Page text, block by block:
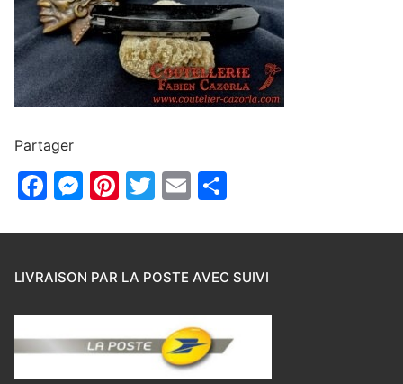
Partager
Facebook
Messenger
Pinterest
Twitter
Email
LIVRAISON PAR LA POSTE AVEC SUIVI